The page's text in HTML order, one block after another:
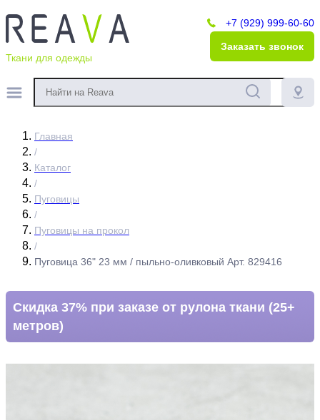
Ткани для одежды
+7 (929) 999-60-60
Заказать звонок
Главная
/
Каталог
/
Пуговицы
/
Пуговицы на прокол
/
Пуговица 36" 23 мм / пыльно-оливковый Арт. 829416
Скидка 37% при заказе от рулона ткани (25+
метров)